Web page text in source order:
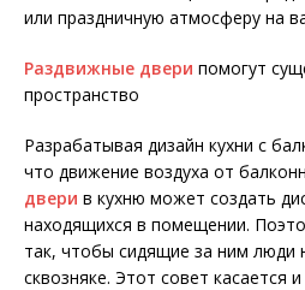
или праздничную атмосферу на
Раздвижные двери помогут
пространство
Разрабатывая дизайн кухни с
что движение воздуха от
двери в кухню может создать
находящихся в помещении.
так, чтобы сидящие за ним люди
сквозняке. Этот совет касается